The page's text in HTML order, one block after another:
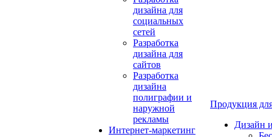
дизайна для
социальных
сетей
Разработка
дизайна для
сайтов
Разработка
дизайна
полиграфии и
наружной
рекламы
Интернет-маркетинг
Продукция
Дизайн